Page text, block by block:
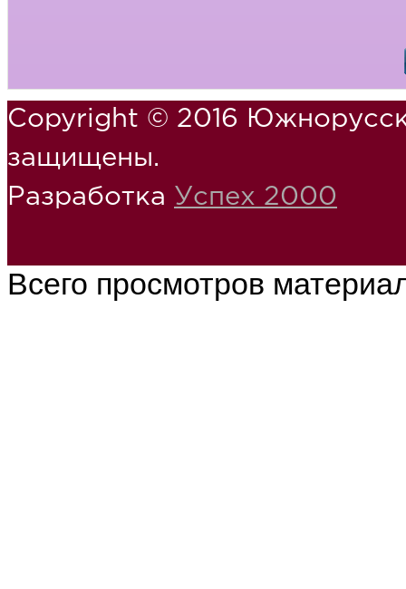
Copyright © 2016
защищены.
Разработка Успех 2000
Всего просмотров